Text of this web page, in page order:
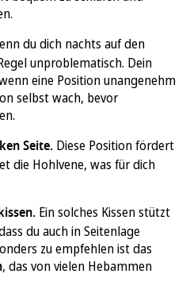
du dich nachts auf den
unproblematisch. Dein
eine Position unangenehm
selbst wach, bevor
Seite. Diese Position fördert
die Hohlvene, was für dich
Ein solches Kissen stützt
du auch in Seitenlage
zu empfehlen ist das
, das von vielen Hebammen